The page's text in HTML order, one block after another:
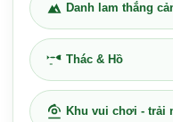
Danh lam thắng
Thác & Hồ
Khu vui chơi - trải